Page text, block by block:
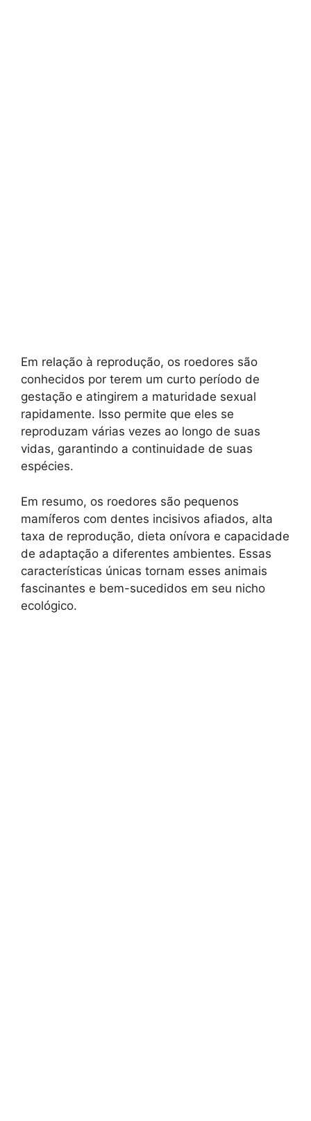
Em relação à reprodução, os roedores são
conhecidos por terem um curto período de
gestação e atingirem a maturidade sexual
rapidamente. Isso permite que eles se
reproduzam várias vezes ao longo de suas
vidas, garantindo a continuidade de suas
espécies.
Em resumo, os roedores são pequenos
mamíferos com dentes incisivos afiados, alta
taxa de reprodução, dieta onívora e capacidade
de adaptação a diferentes ambientes. Essas
características únicas tornam esses animais
fascinantes e bem-sucedidos em seu nicho
ecológico.